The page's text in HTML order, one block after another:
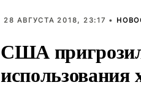
28 АВГУСТА 2018, 23:17 •
США